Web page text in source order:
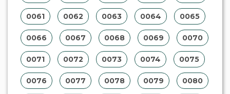
0061 0062 0063 0064 0065
0066 0067 0068 0069 0070
0071 0072 0073 0074 0075
0076 0077 0078 0079 0080